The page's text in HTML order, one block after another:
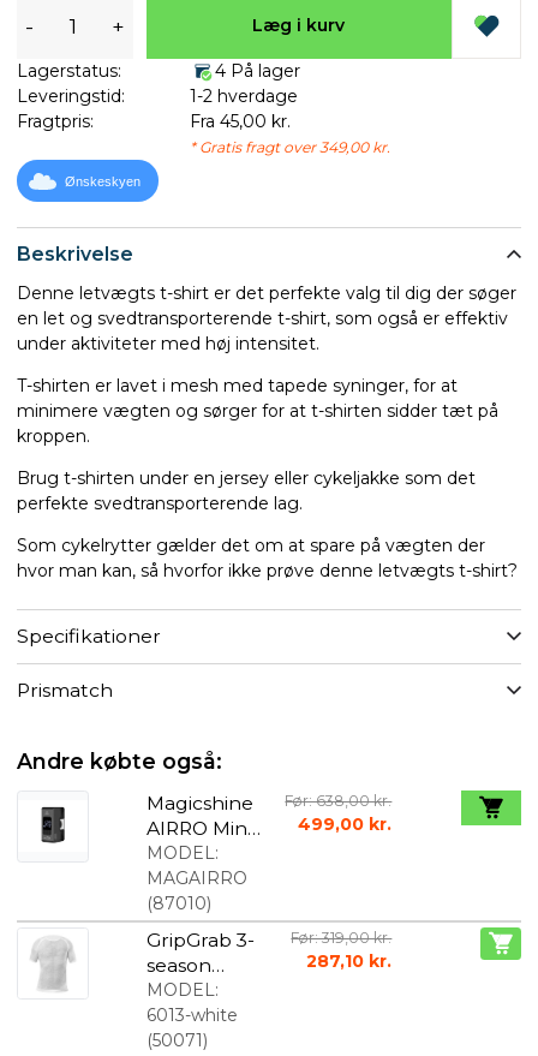
Beskrivelse
Denne letvægts t-shirt er det perfekte valg til dig der søger
en let og svedtransporterende t-shirt, som også er effektiv
under aktiviteter med høj intensitet.
T-shirten er lavet i mesh med tapede syninger, for at
minimere vægten og sørger for at t-shirten sidder tæt på
kroppen.
Brug t-shirten under en jersey eller cykeljakke som det
perfekte svedtransporterende lag.
Som cykelrytter gælder det om at spare på vægten der
hvor man kan, så hvorfor ikke prøve denne letvægts t-shirt?
Specifikationer
Prismatch
- + Læg i kurv
Lagerstatus:
4 På lager
Leveringstid:
1-2 hverdage
Fragtpris:
Fra 45,00 kr.
* Gratis fragt over 349,00 kr.
Ønskeskyen
Andre købte også:
Magicshine
AIRRO Mini
elektrisk
Cykelpump
e
MODEL:
MAGAIRRO
(87010)
Før: 638,00 kr.
499,00 kr.
GripGrab 3-
season
svedundert
røje med
korte
MODEL:
6013-white
(50071)
Før: 319,00 kr.
287,10 kr.